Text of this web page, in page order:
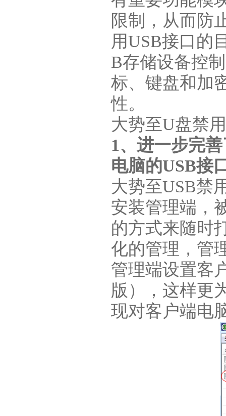
限制，从而防
用USB接口的
B存储设备控
标、键盘和加
性。
大势至U盘禁
1、进一步完
电脑的USB接
大势至USB禁
安装管理端，
的方式来随时
化的管理，管
管理端设置客
版），这样更
现对客户端电